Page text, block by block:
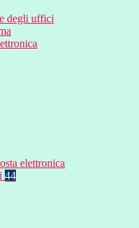
degli uffici
elettronica
44